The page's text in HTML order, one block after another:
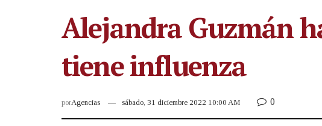
Alejandra Guzmán
tiene influenza
porAgencias sábado, 31 diciembre 2022 10:00 AM 0